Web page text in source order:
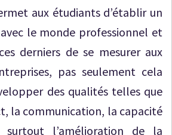
aux étudiants d’établir un
le monde professionnel et
derniers de se mesurer aux
pas seulement cela
des qualités telles que
la communication, la capacité
surtout l’amélioration de la